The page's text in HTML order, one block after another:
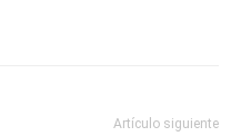
Artículo siguiente